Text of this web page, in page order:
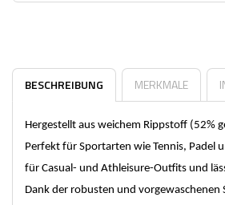
BESCHREIBUNG MERKMALE
Hergestellt aus weichem Rippstoff (52%
Perfekt für Sportarten wie Tennis, Padel
für Casual- und Athleisure-Outfits und
Dank der robusten und vorgewaschenen